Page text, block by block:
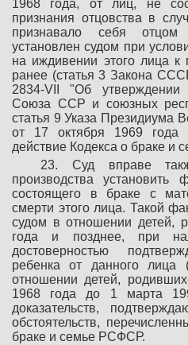
1968 года, от лиц, не
признания отцовства в
признавало себя
установлен судом при
на иждивении этого лица к
ранее (статья 3 Закона
2834-VII "Об утверждении
Союза ССР и союзных
статья 9 Указа Президиума
от 17 октября 1969
действие Кодекса о браке и
23. Суд вправе
производства установить
состоящего в браке с
смерти этого лица. Такой
судом в отношении детей,
года и позднее, при
достоверностью
ребенка от данного
отношении детей,
1968 года до 1 марта
доказательств,
обстоятельств,
браке и семье РСФСР.